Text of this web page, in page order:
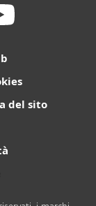
del sito